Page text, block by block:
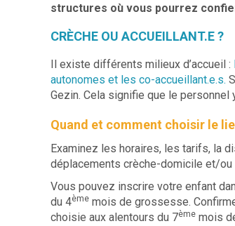
structures où vous pourrez
CRÈCHE OU ACCUEILLANT.E ?
Il existe différents milieux d’accueil :
autonomes et les co-accueillant.e.s.
Gezin. Cela signifie que le
Quand et comment choisir le
Examinez les horaires, les tarifs, la
déplacements crèche-domicile et/ou
Vous pouvez inscrire votre enfant
du 4ème mois de grossesse.
choisie aux alentours du 7ème mois